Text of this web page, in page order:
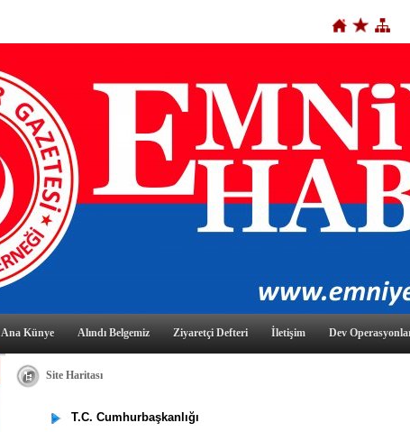
Ana Künye Alındı Belgemiz Ziyaretçi Defteri İletişim Dev
Site Haritası
T.C. Cumhurbaşkanlığı